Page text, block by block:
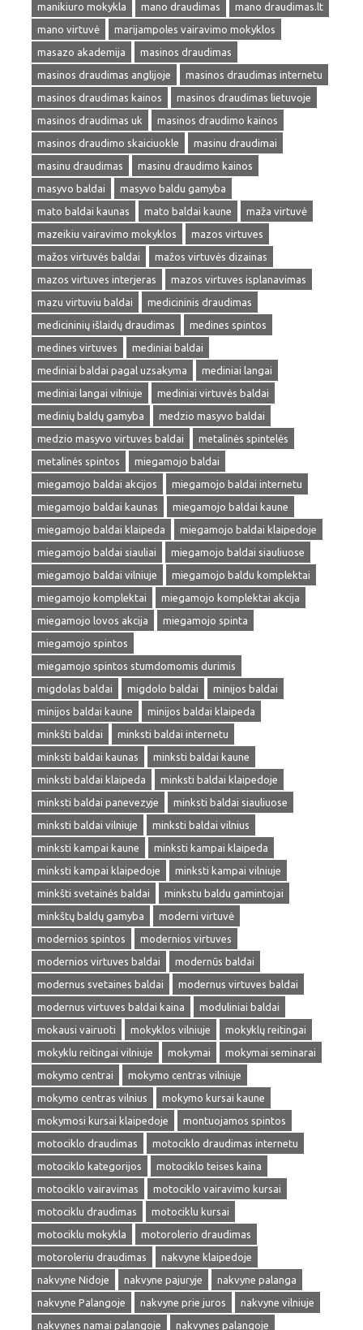
manikiuro mokykla
mano draudimas
mano draudimas.lt
mano virtuvė
marijampoles vairavimo mokyklos
masazo akademija
masinos draudimas
masinos draudimas anglijoje
masinos draudimas internetu
masinos draudimas kainos
masinos draudimas lietuvoje
masinos draudimas uk
masinos draudimo kainos
masinos draudimo skaiciuokle
masinu draudimai
masinu draudimas
masinu draudimo kainos
masyvo baldai
masyvo baldu gamyba
mato baldai kaunas
mato baldai kaune
maža virtuvė
mazeikiu vairavimo mokyklos
mazos virtuves
mažos virtuvės baldai
mažos virtuvės dizainas
mazos virtuves interjeras
mazos virtuves isplanavimas
mazu virtuviu baldai
medicininis draudimas
medicininių išlaidų draudimas
medines spintos
medines virtuves
mediniai baldai
mediniai baldai pagal uzsakyma
mediniai langai
mediniai langai vilniuje
mediniai virtuvės baldai
medinių baldų gamyba
medzio masyvo baldai
medzio masyvo virtuves baldai
metalinės spintelės
metalinės spintos
miegamojo baldai
miegamojo baldai akcijos
miegamojo baldai internetu
miegamojo baldai kaunas
miegamojo baldai kaune
miegamojo baldai klaipeda
miegamojo baldai klaipedoje
miegamojo baldai siauliai
miegamojo baldai siauliuose
miegamojo baldai vilniuje
miegamojo baldu komplektai
miegamojo komplektai
miegamojo komplektai akcija
miegamojo lovos akcija
miegamojo spinta
miegamojo spintos
miegamojo spintos stumdomomis durimis
migdolas baldai
migdolo baldai
minijos baldai
minijos baldai kaune
minijos baldai klaipeda
minkšti baldai
minksti baldai internetu
minksti baldai kaunas
minksti baldai kaune
minksti baldai klaipeda
minksti baldai klaipedoje
minksti baldai panevezyje
minksti baldai siauliuose
minksti baldai vilniuje
minksti baldai vilnius
minksti kampai kaune
minksti kampai klaipeda
minksti kampai klaipedoje
minksti kampai vilniuje
minkšti svetainės baldai
minkstu baldu gamintojai
minkštų baldų gamyba
moderni virtuvė
modernios spintos
modernios virtuves
modernios virtuves baldai
modernūs baldai
modernus svetaines baldai
modernus virtuves baldai
modernus virtuves baldai kaina
moduliniai baldai
mokausi vairuoti
mokyklos vilniuje
mokyklų reitingai
mokyklu reitingai vilniuje
mokymai
mokymai seminarai
mokymo centrai
mokymo centras vilniuje
mokymo centras vilnius
mokymo kursai kaune
mokymosi kursai klaipedoje
montuojamos spintos
motociklo draudimas
motociklo draudimas internetu
motociklo kategorijos
motociklo teises kaina
motociklo vairavimas
motociklo vairavimo kursai
motociklu draudimas
motociklu kursai
motociklu mokykla
motorolerio draudimas
motoroleriu draudimas
nakvyne klaipedoje
nakvyne Nidoje
nakvyne pajuryje
nakvyne palanga
nakvyne Palangoje
nakvyne prie juros
nakvyne vilniuje
nakvynes namai palangoje
nakvynes palangoje